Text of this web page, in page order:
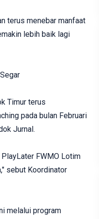
terus menebar manfaat
lebih baik lagi
Timur terus
pada bulan Februari
Jurnal.
FWMO Lotim
sebut Koordinator
melalui program